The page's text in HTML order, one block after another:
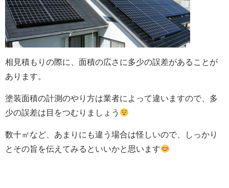
相見積もりの際に、面積の広さに多少の誤差があることが
あります。
塗装面積の計測のやり方は業者によって違いますので、多
少の誤差は目をつむりましょう
数十㎡など、あまりにも違う場合は怪しいので、しっかり
とその旨を伝えてみるといいかと思います